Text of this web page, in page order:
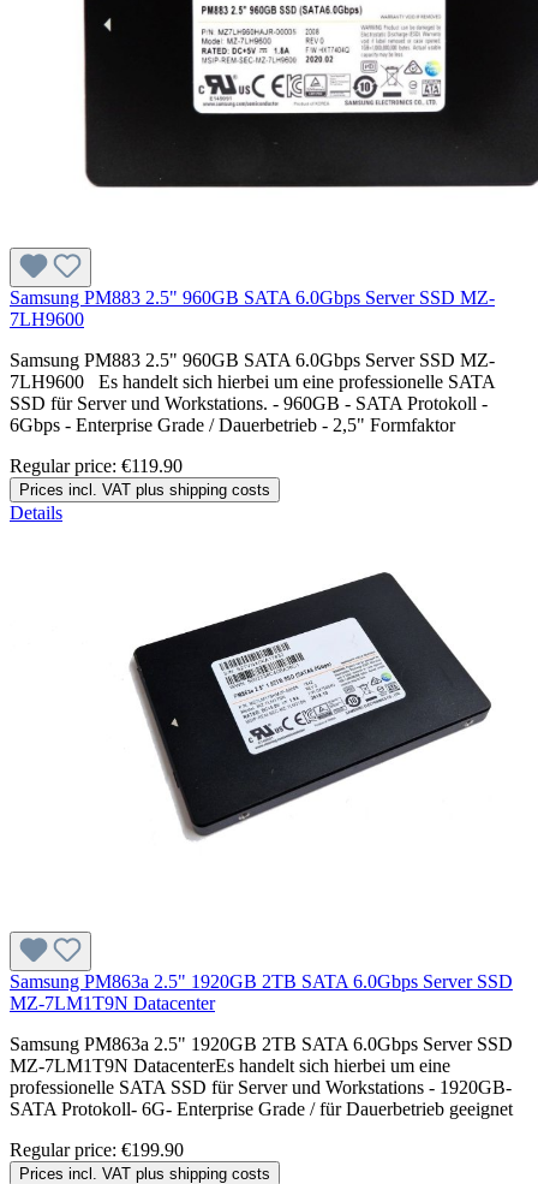
Samsung PM883 2.5" 960GB SATA 6.0Gbps Server SSD MZ-
7LH9600
Samsung PM883 2.5" 960GB SATA 6.0Gbps Server SSD MZ-
7LH9600 Es handelt sich hierbei um eine professionelle SATA
SSD für Server und Workstations. - 960GB - SATA Protokoll -
6Gbps - Enterprise Grade / Dauerbetrieb - 2,5" Formfaktor
Regular price: €119.90
Prices incl. VAT plus shipping costs
Details
Samsung PM863a 2.5" 1920GB 2TB SATA 6.0Gbps Server SSD
MZ-7LM1T9N Datacenter
Samsung PM863a 2.5" 1920GB 2TB SATA 6.0Gbps Server SSD
MZ-7LM1T9N DatacenterEs handelt sich hierbei um eine
professionelle SATA SSD für Server und Workstations - 1920GB-
SATA Protokoll- 6G- Enterprise Grade / für Dauerbetrieb geeignet
Regular price: €199.90
Prices incl. VAT plus shipping costs